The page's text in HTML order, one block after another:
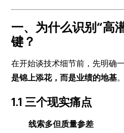
一、为什么识别“高
键？
在开始谈技术细节前，先明确
是锦上添花，而是业绩的地基。
1.1 三个现实痛点
线索多但质量参差